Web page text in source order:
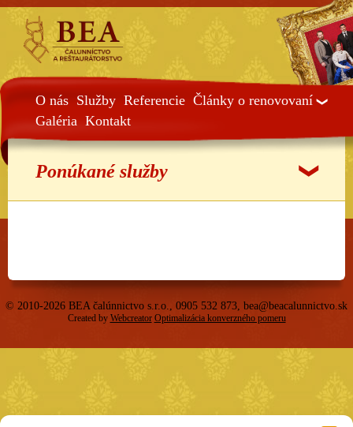
O nás Služby Referencie Články o renovovaní
Galéria Kontakt
Ponúkané služby
© 2010-2026 BEA čalúnnictvo s.r.o., 0905 532 873, bea@beacalunnictvo.sk
Created by Webcreator Optimalizácia konverzného pomeru